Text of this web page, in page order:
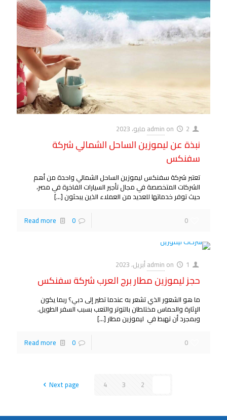
admin on 2 مايو، 2023
نبذة عن ليموزين الساحل الشمالي شركة
سفنكس
تعتبر شركة سفنكس ليموزين الساحل الشمالي واحدة من أهم
الشركات المتخصصة في مجال تأجير السيارات الفاخرة في مصر،
حيث توفر خدماتها للعديد من العملاء الذين يبحثون[…]
0
0
Read more
admin on 1 أبريل، 2023
حجز ليموزين مطار برج العرب شركة سفنكس
ما هو الشعور الذي تشعر به عندما تطير إلى دبي؟ ربما يكون
الإثارة والحماس مختلطان بالتوتر والتعب بسبب السفر الطويل.
وبمجرد أن تهبط في ليموزين مطار […]
0
0
Read more
2
3
4
Next page